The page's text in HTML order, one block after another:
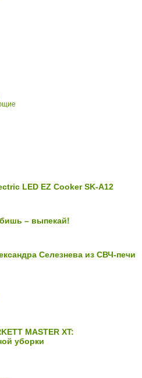
LED EZ Cooker SK-A12
– выпекай!
Селезнева из СВЧ-печи
MASTER XT:
уборки